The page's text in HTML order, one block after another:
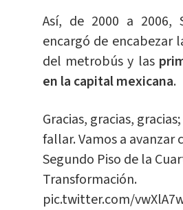
Así, de 2000 a 2006,
encargó de encabezar
del metrobús y las
en la capital mexicana.
Gracias, gracias,
fallar. Vamos a avanzar
Segundo Piso de la
Transformación.
pic.twitter.com/